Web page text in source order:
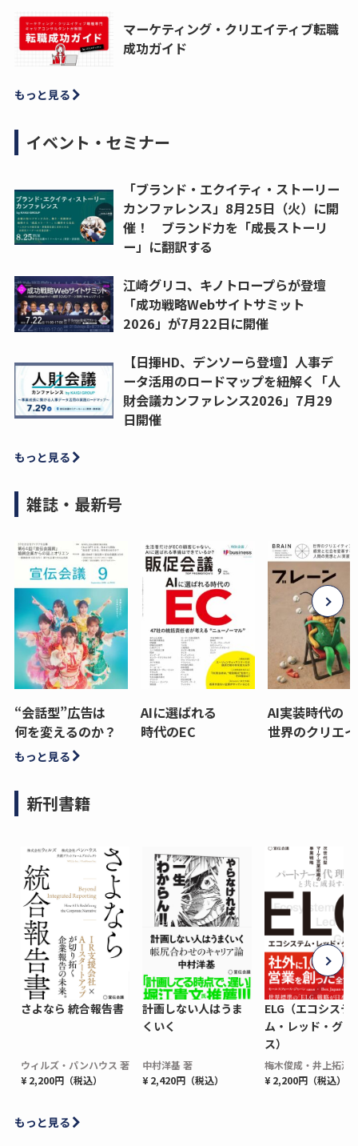
マーケティング・クリエイティブ転職
成功ガイド
もっと見る
イベント・セミナー
「ブランド・エクイティ・ストーリー
カンファレンス」8月25日（火）に開
催！ ブランド力を「成長ストーリ
ー」に翻訳する
江崎グリコ、キノトロープらが登壇
「成功戦略Webサイトサミット
2026」が7月22日に開催
【日揮HD、デンソーら登壇】人事デ
ータ活用のロードマップを紐解く「人
財会議カンファレンス2026」7月29
日開催
もっと見る
雑誌・最新号
“会話型”広告は
何を変えるのか？
AIに選ばれる
時代のEC
AI実装時代の
世界のクリエ
もっと見る
新刊書籍
さよなら 統合報告書
ウィルズ・パンハウス 著
¥ 2,200円（税込）
計画しない人はうま
くいく
中村洋基 著
¥ 2,420円（税込）
ELG（エコシステ
ム・レッド・グロ
ス）
梅木俊成・井上拓海
¥ 2,200円（税込）
もっと見る